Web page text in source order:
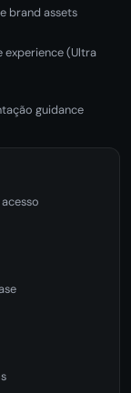
brand assets
(Ultra
guidance